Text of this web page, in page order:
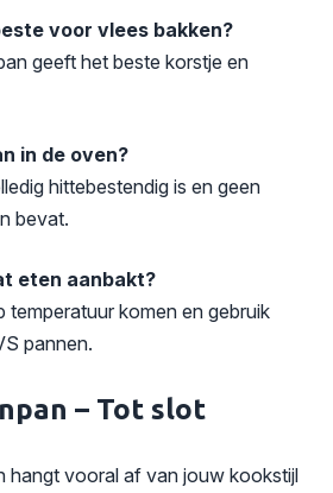
voor vlees bakken?
geeft het beste korstje en
in de oven?
hittebestendig is en geen
bevat.
eten aanbakt?
temperatuur komen en gebruik
pannen.
– Tot slot
hangt vooral af van jouw kookstijl